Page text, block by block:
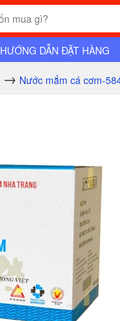
HƯỚNG DẪN ĐẶT HÀNG
Nước mắm cá cơm-